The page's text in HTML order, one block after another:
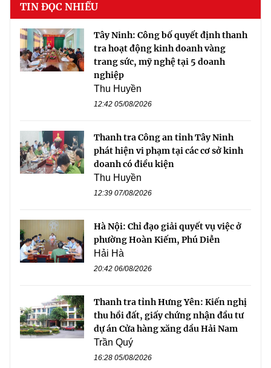
TIN ĐỌC NHIỀU
Tây Ninh: Công bố quyết định thanh
tra hoạt động kinh doanh vàng
trang sức, mỹ nghệ tại 5 doanh
nghiệp
Thu Huyền
12:42 05/08/2026
Thanh tra Công an tỉnh Tây Ninh
phát hiện vi phạm tại các cơ sở kinh
doanh có điều kiện
Thu Huyền
12:39 07/08/2026
Hà Nội: Chỉ đạo giải quyết vụ việc ở
phường Hoàn Kiếm, Phú Diễn
Hải Hà
20:42 06/08/2026
Thanh tra tỉnh Hưng Yên: Kiến nghị
thu hồi đất, giấy chứng nhận đầu tư
dự án Cửa hàng xăng dầu Hải Nam
Trần Quý
16:28 05/08/2026